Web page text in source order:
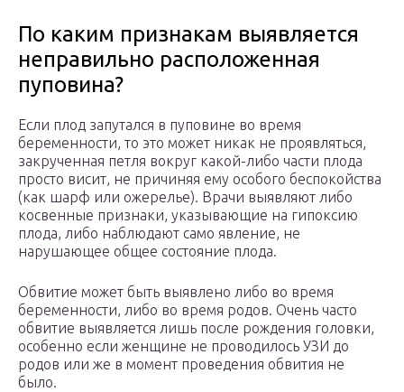
По каким признакам выявляется
неправильно расположенная
пуповина?
Если плод запутался в пуповине во время
беременности, то это может никак не проявляться,
закрученная петля вокруг какой-либо части плода
просто висит, не причиняя ему особого беспокойства
(как шарф или ожерелье). Врачи выявляют либо
косвенные признаки, указывающие на гипоксию
плода, либо наблюдают само явление, не
нарушающее общее состояние плода.
Обвитие может быть выявлено либо во время
беременности, либо во время родов. Очень часто
обвитие выявляется лишь после рождения головки,
особенно если женщине не проводилось УЗИ до
родов или же в момент проведения обвития не
было.